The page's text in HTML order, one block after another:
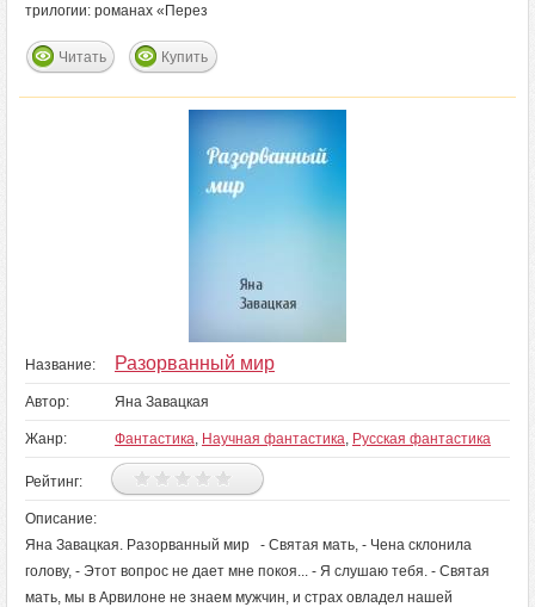
трилогии: романах «Перез
Читать Купить
Название: Разорванный мир
Автор: Яна Завацкая
Жанр: Фантастика, Научная фантастика, Русская фантастика
Рейтинг:
Описание:
Яна Завацкая. Разорванный мир - Святая мать, - Чена склонила
голову, - Этот вопрос не дает мне покоя... - Я слушаю тебя. - Святая
мать, мы в Арвилоне не знаем мужчин, и страх овладел нашей